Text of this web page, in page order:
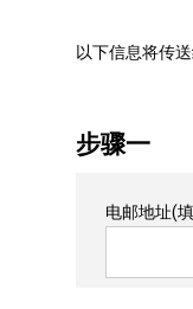
以下信息将传
步骤一
电邮地址(